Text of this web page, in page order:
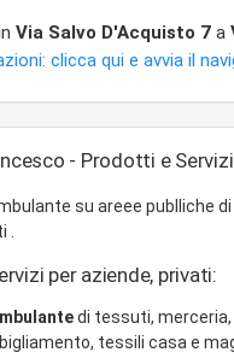
Via Salvo D'Acquisto 7 a
clicca qui e avvia il
- Prodotti e Servizi
su areee publliche
per aziende, privati:
di tessuti, merceria,
tessili casa e